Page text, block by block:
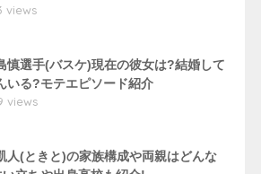
views
慎選手(バスケ)現在の彼女は?結婚して
いる?モテエピソード紹介
views
人(ときと)の家族構成や両親はどんな